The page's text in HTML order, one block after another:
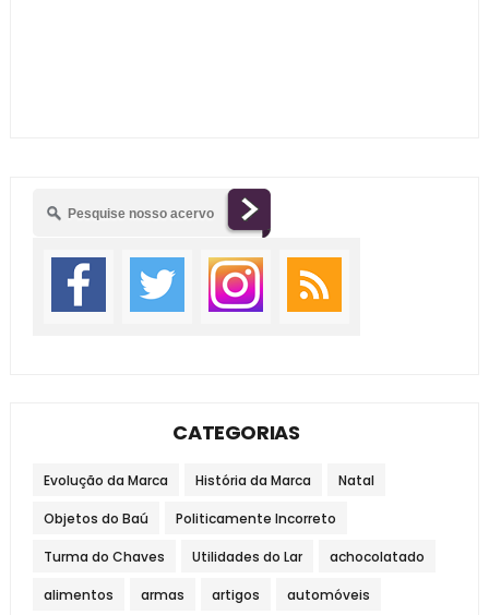
CATEGORIAS
Evolução da Marca História da Marca Natal
Objetos do Baú Politicamente Incorreto
Turma do Chaves Utilidades do Lar achocolatado
alimentos armas artigos automóveis